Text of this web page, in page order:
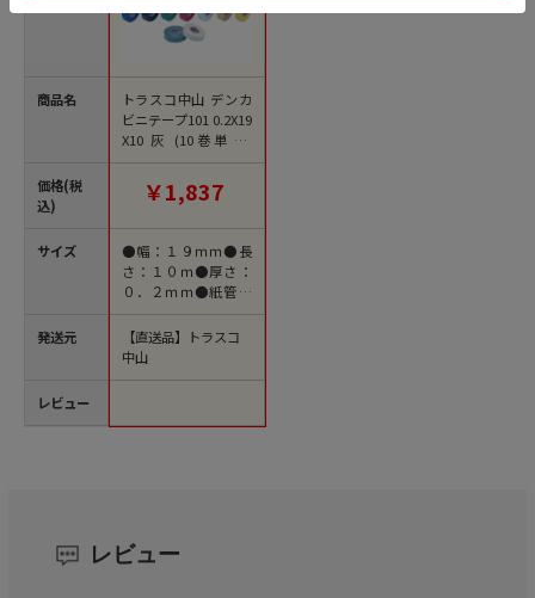
商品名
価格(税
込)
サイズ
発送元
レビュー
トラスコ中山 デンカ
ビニテープ101 0.2X19
X10 灰 (10巻単位)
（ご注文単位1パッ
￥1,837
●幅：１９ｍｍ●長
さ：１０ｍ●厚さ：
０．２ｍｍ●紙管サ
イズ：２５．４ｍｍ
【直送品】トラスコ
中山
レビュー